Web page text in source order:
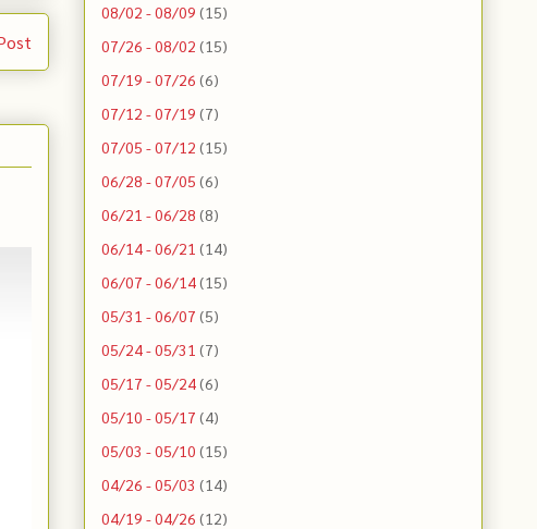
08/02 - 08/09 (15)
07/26 - 08/02 (15)
07/19 - 07/26 (6)
07/12 - 07/19 (7)
07/05 - 07/12 (15)
06/28 - 07/05 (6)
06/21 - 06/28 (8)
06/14 - 06/21 (14)
06/07 - 06/14(15)
05/31 - 06/07 (5)
05/24 - 05/31 (7)
05/17 - 05/24(6)
05/10 - 05/17 (4)
05/03 - 05/10 (15)
04/26 - 05/03 (14)
04/19 - 04/26 (12)